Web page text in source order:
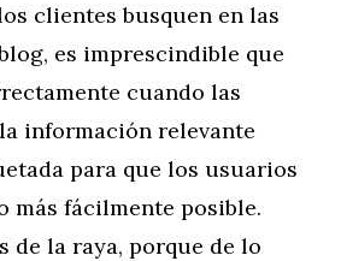
clientes busquen en las
es imprescindible que
cuando las
información relevante
para que los usuarios
más fácilmente posible.
de la raya, porque de lo